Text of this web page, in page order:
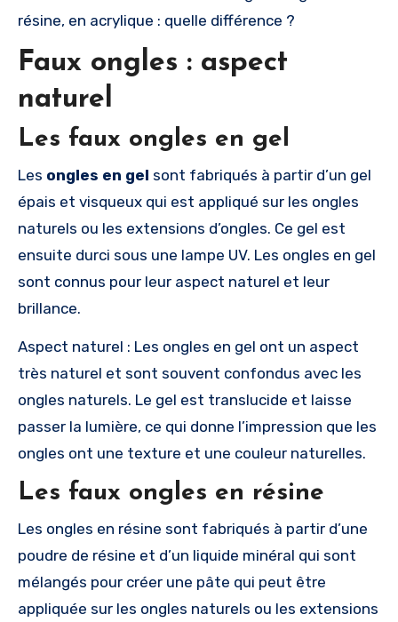
résine, en acrylique : quelle différence ?
Faux ongles : aspect
naturel
Les faux ongles en gel
Les ongles en gel sont fabriqués à partir d’un gel
épais et visqueux qui est appliqué sur les ongles
naturels ou les extensions d’ongles. Ce gel est
ensuite durci sous une lampe UV. Les ongles en gel
sont connus pour leur aspect naturel et leur
brillance.
Aspect naturel : Les ongles en gel ont un aspect
très naturel et sont souvent confondus avec les
ongles naturels. Le gel est translucide et laisse
passer la lumière, ce qui donne l’impression que les
ongles ont une texture et une couleur naturelles.
Les faux ongles en résine
Les ongles en résine sont fabriqués à partir d’une
poudre de résine et d’un liquide minéral qui sont
mélangés pour créer une pâte qui peut être
appliquée sur les ongles naturels ou les extensions